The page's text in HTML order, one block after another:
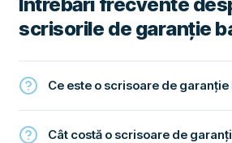
scrisorile de garanție
Ce este o scrisoare de garanție
Cât costă o scrisoare de